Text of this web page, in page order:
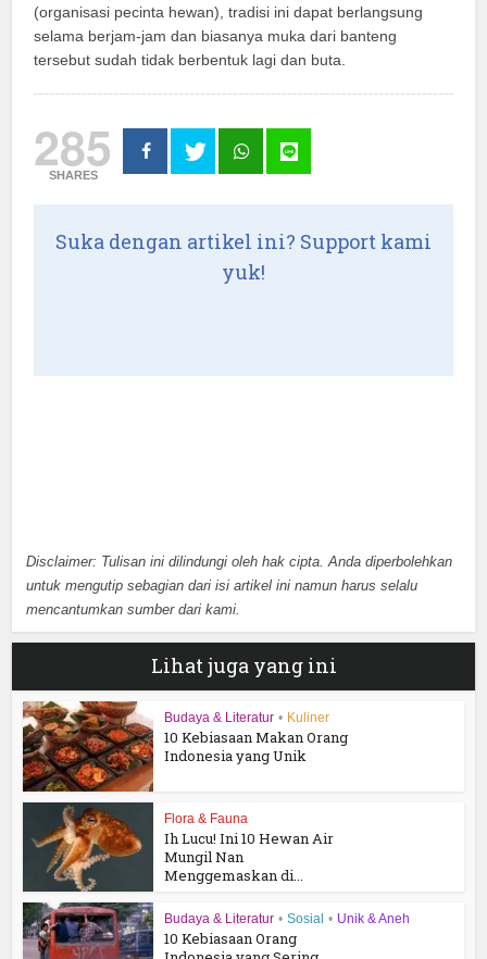
(organisasi pecinta hewan), tradisi ini dapat berlangsung
selama berjam-jam dan biasanya muka dari banteng
tersebut sudah tidak berbentuk lagi dan buta.
285
SHARES
Suka dengan artikel ini? Support kami
yuk!
Disclaimer: Tulisan ini dilindungi oleh hak cipta. Anda diperbolehkan
untuk mengutip sebagian dari isi artikel ini namun harus selalu
mencantumkan sumber dari kami.
Lihat juga yang ini
Budaya & Literatur • Kuliner
10 Kebiasaan Makan Orang
Indonesia yang Unik
Flora & Fauna
Ih Lucu! Ini 10 Hewan Air
Mungil Nan
Menggemaskan di...
Budaya & Literatur • Sosial • Unik & Aneh
10 Kebiasaan Orang